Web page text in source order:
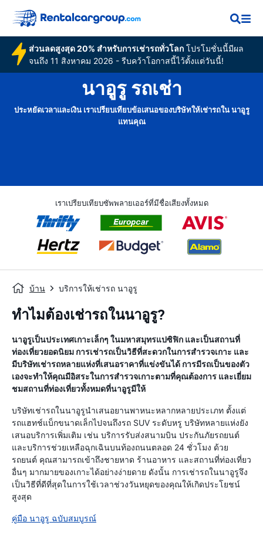
ส่วนลดสูงสุด 20% สำหรับการเช่ารถทั่วโลกโปรโมชั่นนี้มีผล
จนถึง 11 สิงหาคม 2026 - รีบคว้าโอกาสนี้ไว้ตั้งแต่วันนี้!
นาอูรู รถเช่า
ประหยัดเวลาและเงิน เราเปรียบเทียบข้อเสนอของบริษัทให้เช่ารถใน นาอูรู
แทนคุณ
เราเปรียบเทียบซัพพลายเออร์ที่มีชื่อเสียงทั้งหมด
บ้าน บริการให้เช่ารถ นาอูรู
ทำไมต้องเช่ารถในนาอูรู?
นาอูรูเป็นประเทศเกาะเล็กๆ ในมหาสมุทรแปซิฟิก และเป็นสถานที่
ท่องเที่ยวยอดนิยม การเช่ารถเป็นวิธีที่สะดวกในการสำรวจเกาะ และ
มีบริษัทเช่ารถหลายแห่งที่เสนอราคาที่แข่งขันได้ การมีรถเป็นของตัว
เองจะทำให้คุณมีอิสระในการสำรวจเกาะตามที่คุณต้องการ และเยี่ยม
ชมสถานที่ท่องเที่ยวทั้งหมดที่นาอูรูมีให้
บริษัทเช่ารถในนาอูรูนำเสนอยานพาหนะหลากหลายประเภท ตั้งแต่
รถแฮทช์แบ็กขนาดเล็กไปจนถึงรถ SUV ระดับหรู บริษัทหลายแห่งยัง
เสนอบริการเพิ่มเติม เช่น บริการรับส่งสนามบิน ประกันภัยรถยนต์
และบริการช่วยเหลือฉุกเฉินบนท้องถนนตลอด 24 ชั่วโมง ด้วย
รถยนต์ คุณสามารถเข้าถึงชายหาด ร้านอาหาร และสถานที่ท่องเที่ยว
อื่นๆ มากมายของเกาะได้อย่างง่ายดาย ดังนั้น การเช่ารถในนาอูรูจึง
เป็นวิธีที่ดีที่สุดในการใช้เวลาช่วงวันหยุดของคุณให้เกิดประโยชน์
สูงสุด
คู่มือ นาอูรู ฉบับสมบูรณ์